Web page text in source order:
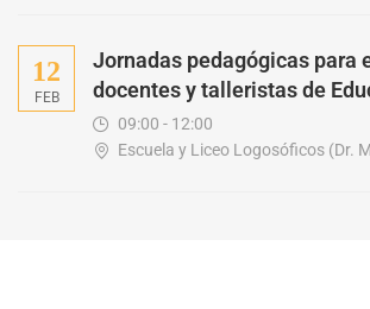
12
FEB
Jornadas pedagógicas para
docentes y talleristas de
09:00 - 12:00
Escuela y Liceo Logosóficos (Dr.